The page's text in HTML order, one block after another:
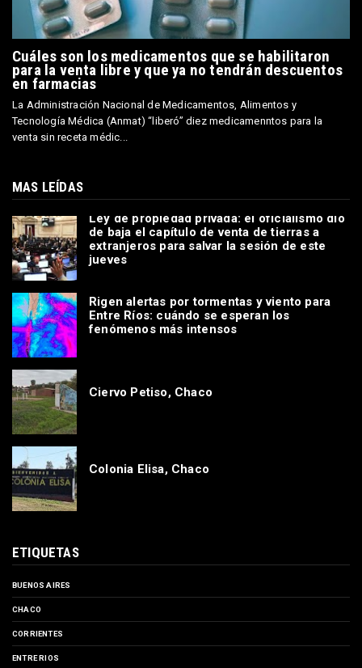
Cuáles son los medicamentos que se habilitaron
para la venta libre y que ya no tendrán descuentos
en farmacias
La Administración Nacional de Medicamentos, Alimentos y
Tecnología Médica (Anmat) “liberó” diez medicamenntos para la
venta sin receta médic...
MAS LEÍDAS
Ley de propiedad privada: el oficialismo dio
de baja el capítulo de venta de tierras a
extranjeros para salvar la sesión de este
jueves
Rigen alertas por tormentas y viento para
Entre Ríos: cuándo se esperan los
fenómenos más intensos
Ciervo Petiso, Chaco
Colonia Elisa, Chaco
ETIQUETAS
BUENOS AIRES
CHACO
CORRIENTES
ENTRE RIOS